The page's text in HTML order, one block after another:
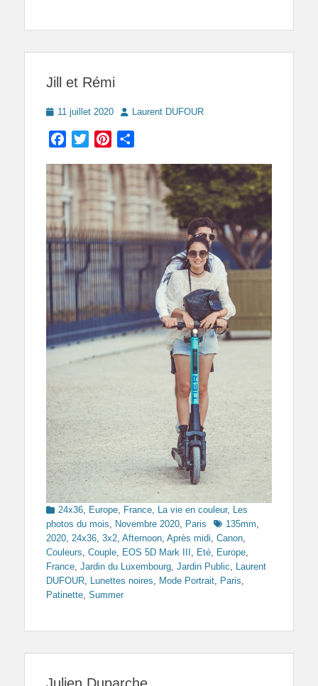
Jill et Rémi
Posted11 juillet 2020 AuthorLaurent DUFOUR
Facebook
TwitterPinterest
Categories
24x36, Europe, France, La vie en couleur, Les
photos du mois, Novembre 2020, Paris Tags135mm,
2020, 24x36, 3x2, Afternoon, Après midi, Canon,
Couleurs, Couple, EOS 5D Mark III , Eté, Europe,
France, Jardin du Luxembourg, Jardin Public, Laurent
DUFOUR, Lunettes noires, Mode Portrait, Paris,
Patinette, Summer